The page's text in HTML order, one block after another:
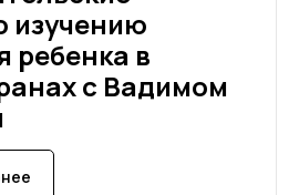
изучению
ребенка в
с Вадимом